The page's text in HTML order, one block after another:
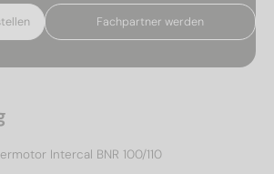
Fachpartner werden
Intercal BNR 100/110